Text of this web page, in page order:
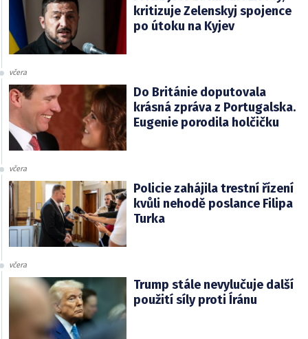
kritizuje Zelenskyj spojence
po útoku na Kyjev
včera
Do Británie doputovala
krásná zpráva z Portugalska.
Eugenie porodila holčičku
včera
Policie zahájila trestní řízení
kvůli nehodě poslance Filipa
Turka
včera
Trump stále nevylučuje další
použití síly proti Íránu